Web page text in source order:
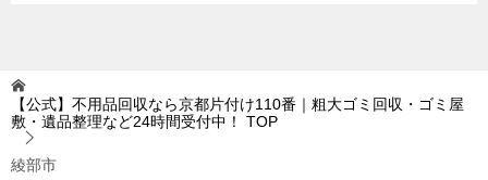
【公式】不用品回収なら京都片付け110番｜粗大ゴミ回収・ゴミ屋
敷・遺品整理など24時間受付中！
TOP
綾部市